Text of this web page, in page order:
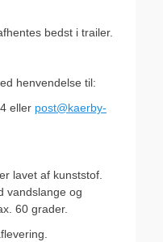
bedst i trailer.
henvendelse til:
eller post@kaerby-
lavet af kunststof.
vandslange og
60 grader.